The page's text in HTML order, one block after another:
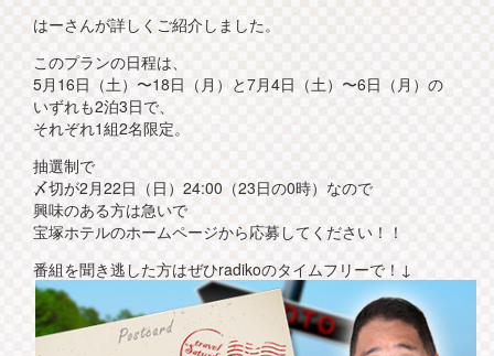
はーさんが詳しくご紹介しました。
このプランの日程は、
5月16日（土）〜18日（月）と7月4日（土）〜6日（月）の
いずれも2泊3日で、
それぞれ1組2名限定。
抽選制で
〆切が2月22日（日）24:00（23日の0時）なので
興味のある方は急いで
宝塚ホテルのホームページから応募してください！！
番組を聞き逃した方はぜひradikoのタイムフリーで！↓